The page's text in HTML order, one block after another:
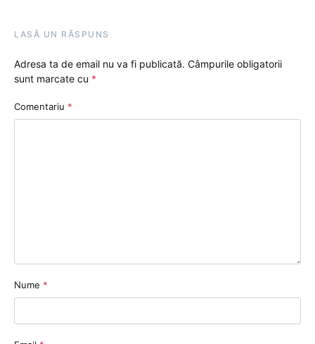
LASĂ UN RĂSPUNS
Adresa ta de email nu va fi publicată. Câmpurile obligatorii
sunt marcate cu *
Comentariu *
Nume *